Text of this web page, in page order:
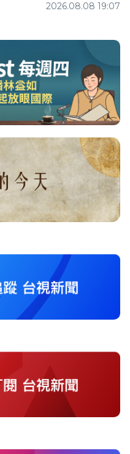
2026.08.08 19:07